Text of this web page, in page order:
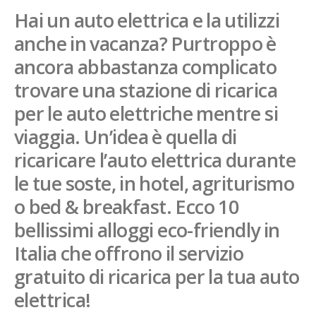
Italiano
Hai un auto elettrica e la utilizzi
anche in vacanza? Purtroppo è
ancora abbastanza complicato
trovare una stazione di ricarica
per le auto elettriche mentre si
viaggia. Un’idea è quella di
ricaricare l’auto elettrica durante
le tue soste, in hotel, agriturismo
o bed & breakfast. Ecco 10
bellissimi alloggi eco-friendly in
Italia che offrono il servizio
gratuito di ricarica per la tua auto
elettrica!